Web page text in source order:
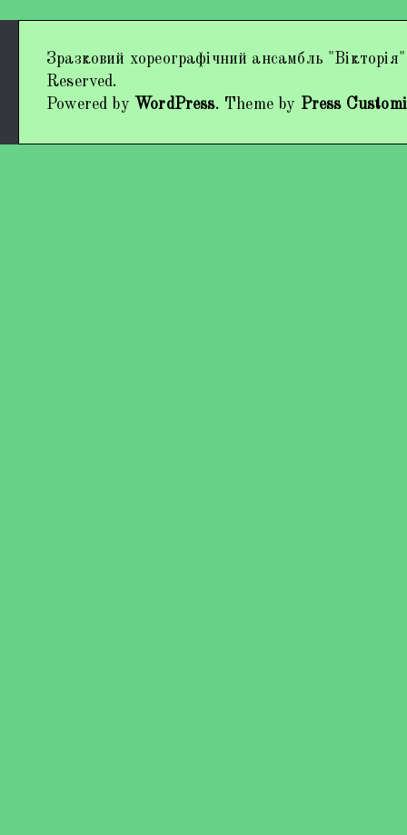
Наші виступи
Працівники колективу
Зразковий хореографічний ансамбль
Reserved.
Powered by WordPress. Theme by Press